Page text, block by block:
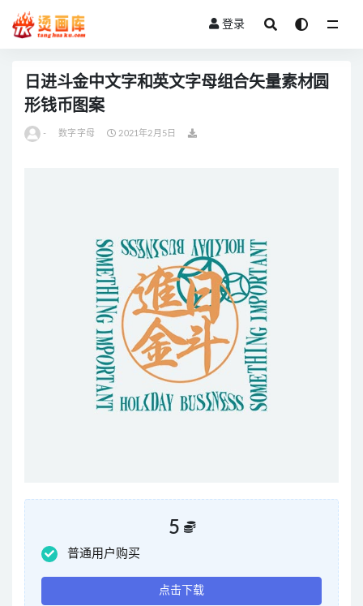
登录
日进斗金中文字和英文字母组合矢量素材圆
形钱币图案
- 数字字母 2021年2月5日
5
普通用户购买
点击下载